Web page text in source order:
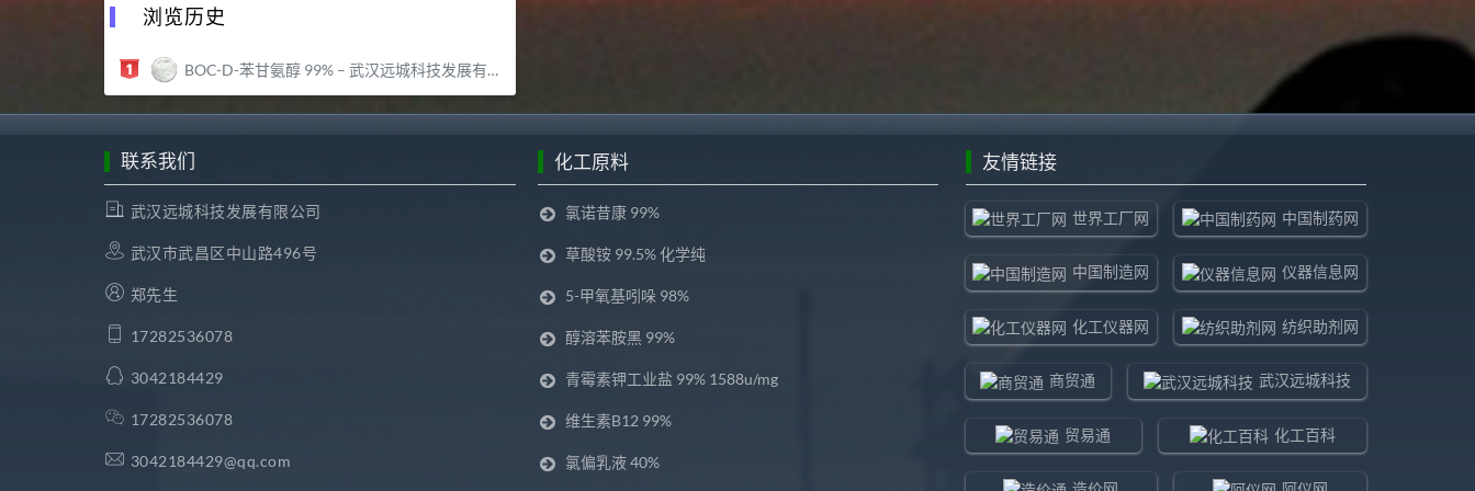
浏览历史
BOC-D-苯甘氨醇 99% – 武汉远城科技发展有限公司
联系我们
武汉远城科技发展有限公司
武汉市武昌区中山路496号
郑先生
17282536078
3042184429
17282536078
3042184429@qq.com
化工原料
氯诺昔康 99%
草酸铵 99.5% 化学纯
5-甲氧基吲哚 98%
醇溶苯胺黑 99%
青霉素钾工业盐 99% 1588u/mg
维生素B12 99%
氯偏乳液 40%
友情链接
世界工厂网 中国制药网
中国制造网 仪器信息网
化工仪器网 纺织助剂网
商贸通 武汉远城科技
贸易通 化工百科